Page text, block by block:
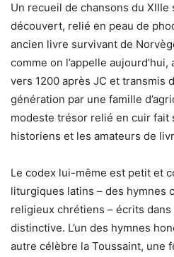
Un recueil de chansons du
découvert, relié en peau de
ancien livre survivant de
comme on l’appelle
vers 1200 après JC et transmis
génération par une famille
modeste trésor relié en cuir fait
historiens et les amateurs de
Le codex lui-même est petit et
liturgiques latins – des hymnes
religieux chrétiens – écrits
distinctive. L’un des hymnes
autre célèbre la Toussaint, une